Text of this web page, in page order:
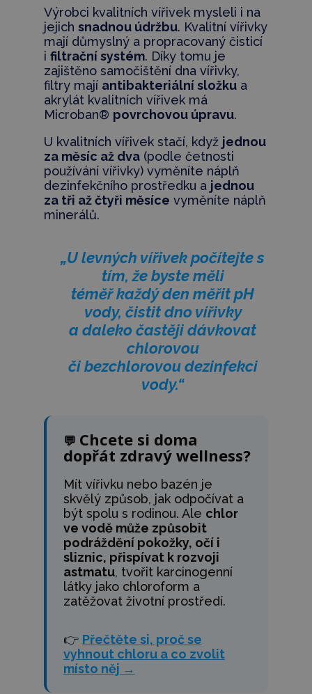
Výrobci kvalitních vířivek mysleli i na
jejich snadnou údržbu. Kvalitní vířivky
mají důmyslný a propracovaný čisticí
i filtrační systém. Díky tomu je
zajištěno samočištění dna vířivky,
filtry mají antibakteriální složkua
akrylát kvalitních vířivek má
Microban® povrchovou úpravu.
U kvalitních vířivek stačí, když jednou
za měsíc až dva(podle četnosti
používání vířivky) vyměníte náplň
dezinfekčního prostředku a jednou
za tři až čtyři měsíce vyměníte náplň
minerálů.
„U levných vířivek počítejte s
tím, že byste měli
téměř každý den měřit pH
vody, čistit dno vířivky
a daleko častěji dávkovat
chlorovou
či bezchlorovou dezinfekci
vody.“
💬 Chcete si doma
dopřát zdravý wellness?
Mít vířivku nebo bazén je
skvělý způsob, jak odpočívat a
být spolu s rodinou. Ale chlor
ve vodě může způsobit
podráždění pokožky, očí i
sliznic, přispívat k rozvoji
astmatu, tvořit karcinogenní
látky jako chloroform a
zatěžovat životní prostředí.
👉 Přečtěte si, proč se
vyhnout chloru a co zvolit
místo něj →